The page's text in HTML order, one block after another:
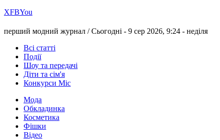
ХFBYou
перший модний журнал /Сьогодні - 9 сер 2026, 9:24 - неділя
Всі статті
Події
Шоу та передачі
Діти та сім'я
Конкурси Міс
Мода
Обкладинка
Косметика
Фішки
Відео